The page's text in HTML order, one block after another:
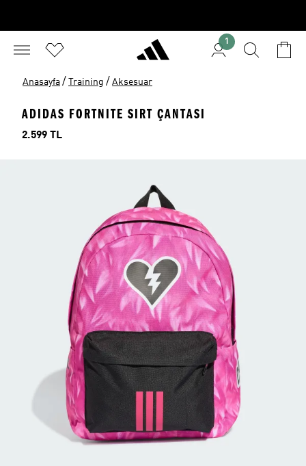
1
Anasayfa / Training / Aksesuar
ADIDAS FORTNITE SIRT ÇANTASI
Fiyat
2.599 TL